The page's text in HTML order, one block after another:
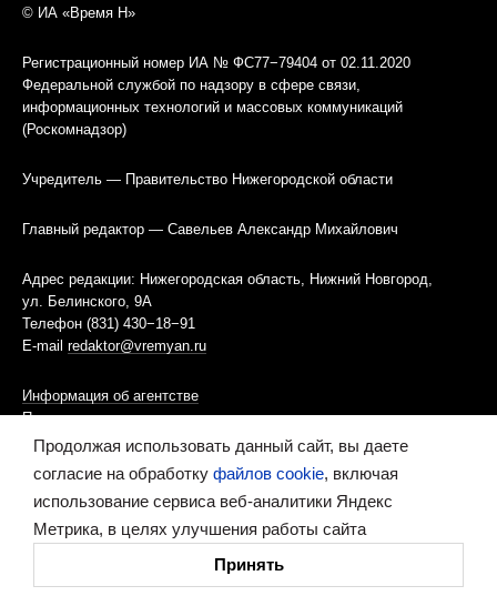
© ИА «Время Н»
Регистрационный номер ИА № ФС77−79404 от 02.11.2020
Федеральной службой по надзору в сфере связи,
информационных технологий и массовых коммуникаций
(Роскомнадзор)
Учредитель — Правительство Нижегородской области
Главный редактор — Савельев Александр Михайлович
Адрес редакции: Нижегородская область, Нижний Новгород,
ул. Белинского, 9А
Телефон (831) 430−18−91
E-mail redaktor@vremyan.ru
Информация об агентстве
Правила использования материалов
Информационная политика использования «cookies»-файлов
Продолжая использовать данный сайт, вы даете
согласие на обработку файлов cookie, включая
использование сервиса веб-аналитики Яндекс
Метрика, в целях улучшения работы сайта
Принять